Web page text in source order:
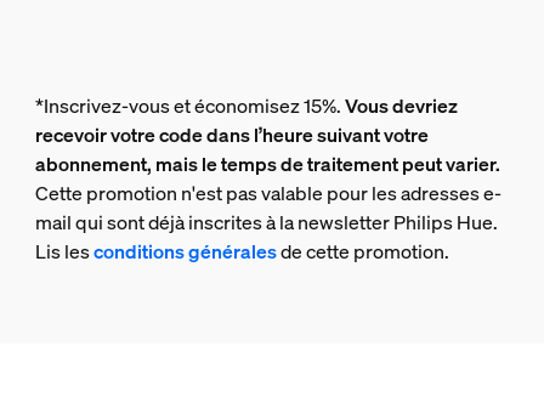
*Inscrivez-vous et économisez 15%.Vous devriez
recevoir votre code dans l’heure suivant votre
abonnement, mais le temps de traitement peut varier.
Cette promotion n'est pas valable pour les adresses e-
mail qui sont déjà inscrites à la newsletter Philips Hue.
Lis lesconditions généralesde cette promotion.